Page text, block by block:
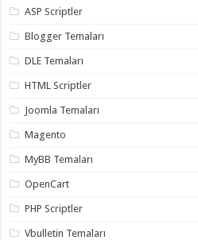
ASP Scriptler
Blogger Temaları
DLE Temaları
HTML Scriptler
Joomla Temaları
Magento
MyBB Temaları
OpenCart
PHP Scriptler
Vbulletin Temaları